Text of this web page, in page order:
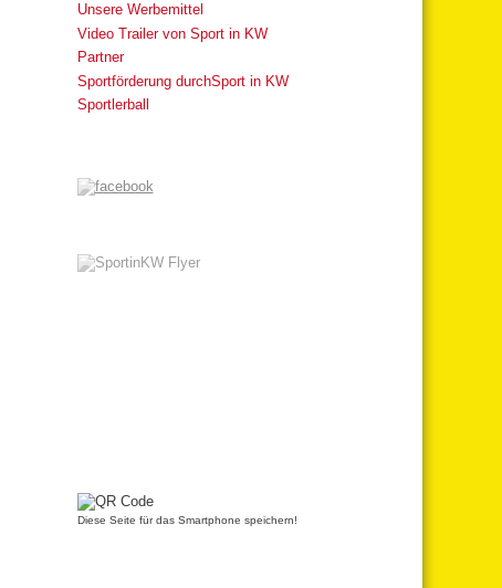
Unsere Werbemittel
Video Trailer von Sport in KW
Partner
Sportförderung durchSport in KW
Sportlerball
Diese Seite für das Smartphone speichern!